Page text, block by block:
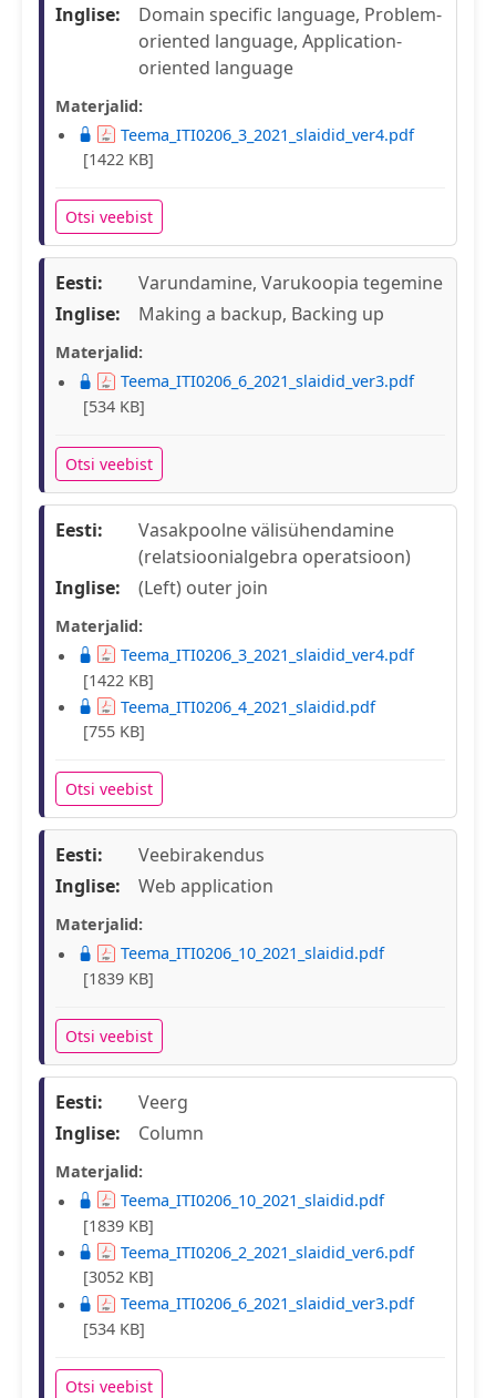
Inglise:
Domain specific language, Problem-
oriented language, Application-
oriented language
Materjalid:
Teema_ITI0206_3_2021_slaidid_ver4.pdf
[1422 KB]
Otsi veebist
Eesti:
Varundamine, Varukoopia tegemine
Inglise:
Making a backup, Backing up
Materjalid:
Teema_ITI0206_6_2021_slaidid_ver3.pdf
[534 KB]
Otsi veebist
Eesti:
Vasakpoolne välisühendamine
(relatsioonialgebra operatsioon)
Inglise:
(Left) outer join
Materjalid:
Teema_ITI0206_3_2021_slaidid_ver4.pdf
[1422 KB]
Teema_ITI0206_4_2021_slaidid.pdf
[755 KB]
Otsi veebist
Eesti:
Veebirakendus
Inglise:
Web application
Materjalid:
Teema_ITI0206_10_2021_slaidid.pdf
[1839 KB]
Otsi veebist
Eesti:
Veerg
Inglise:
Column
Materjalid:
Teema_ITI0206_10_2021_slaidid.pdf
[1839 KB]
Teema_ITI0206_2_2021_slaidid_ver6.pdf
[3052 KB]
Teema_ITI0206_6_2021_slaidid_ver3.pdf
[534 KB]
Otsi veebist